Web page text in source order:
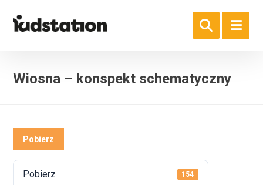
Wiosna – konspekt schematyczny
Pobierz
Pobierz 154